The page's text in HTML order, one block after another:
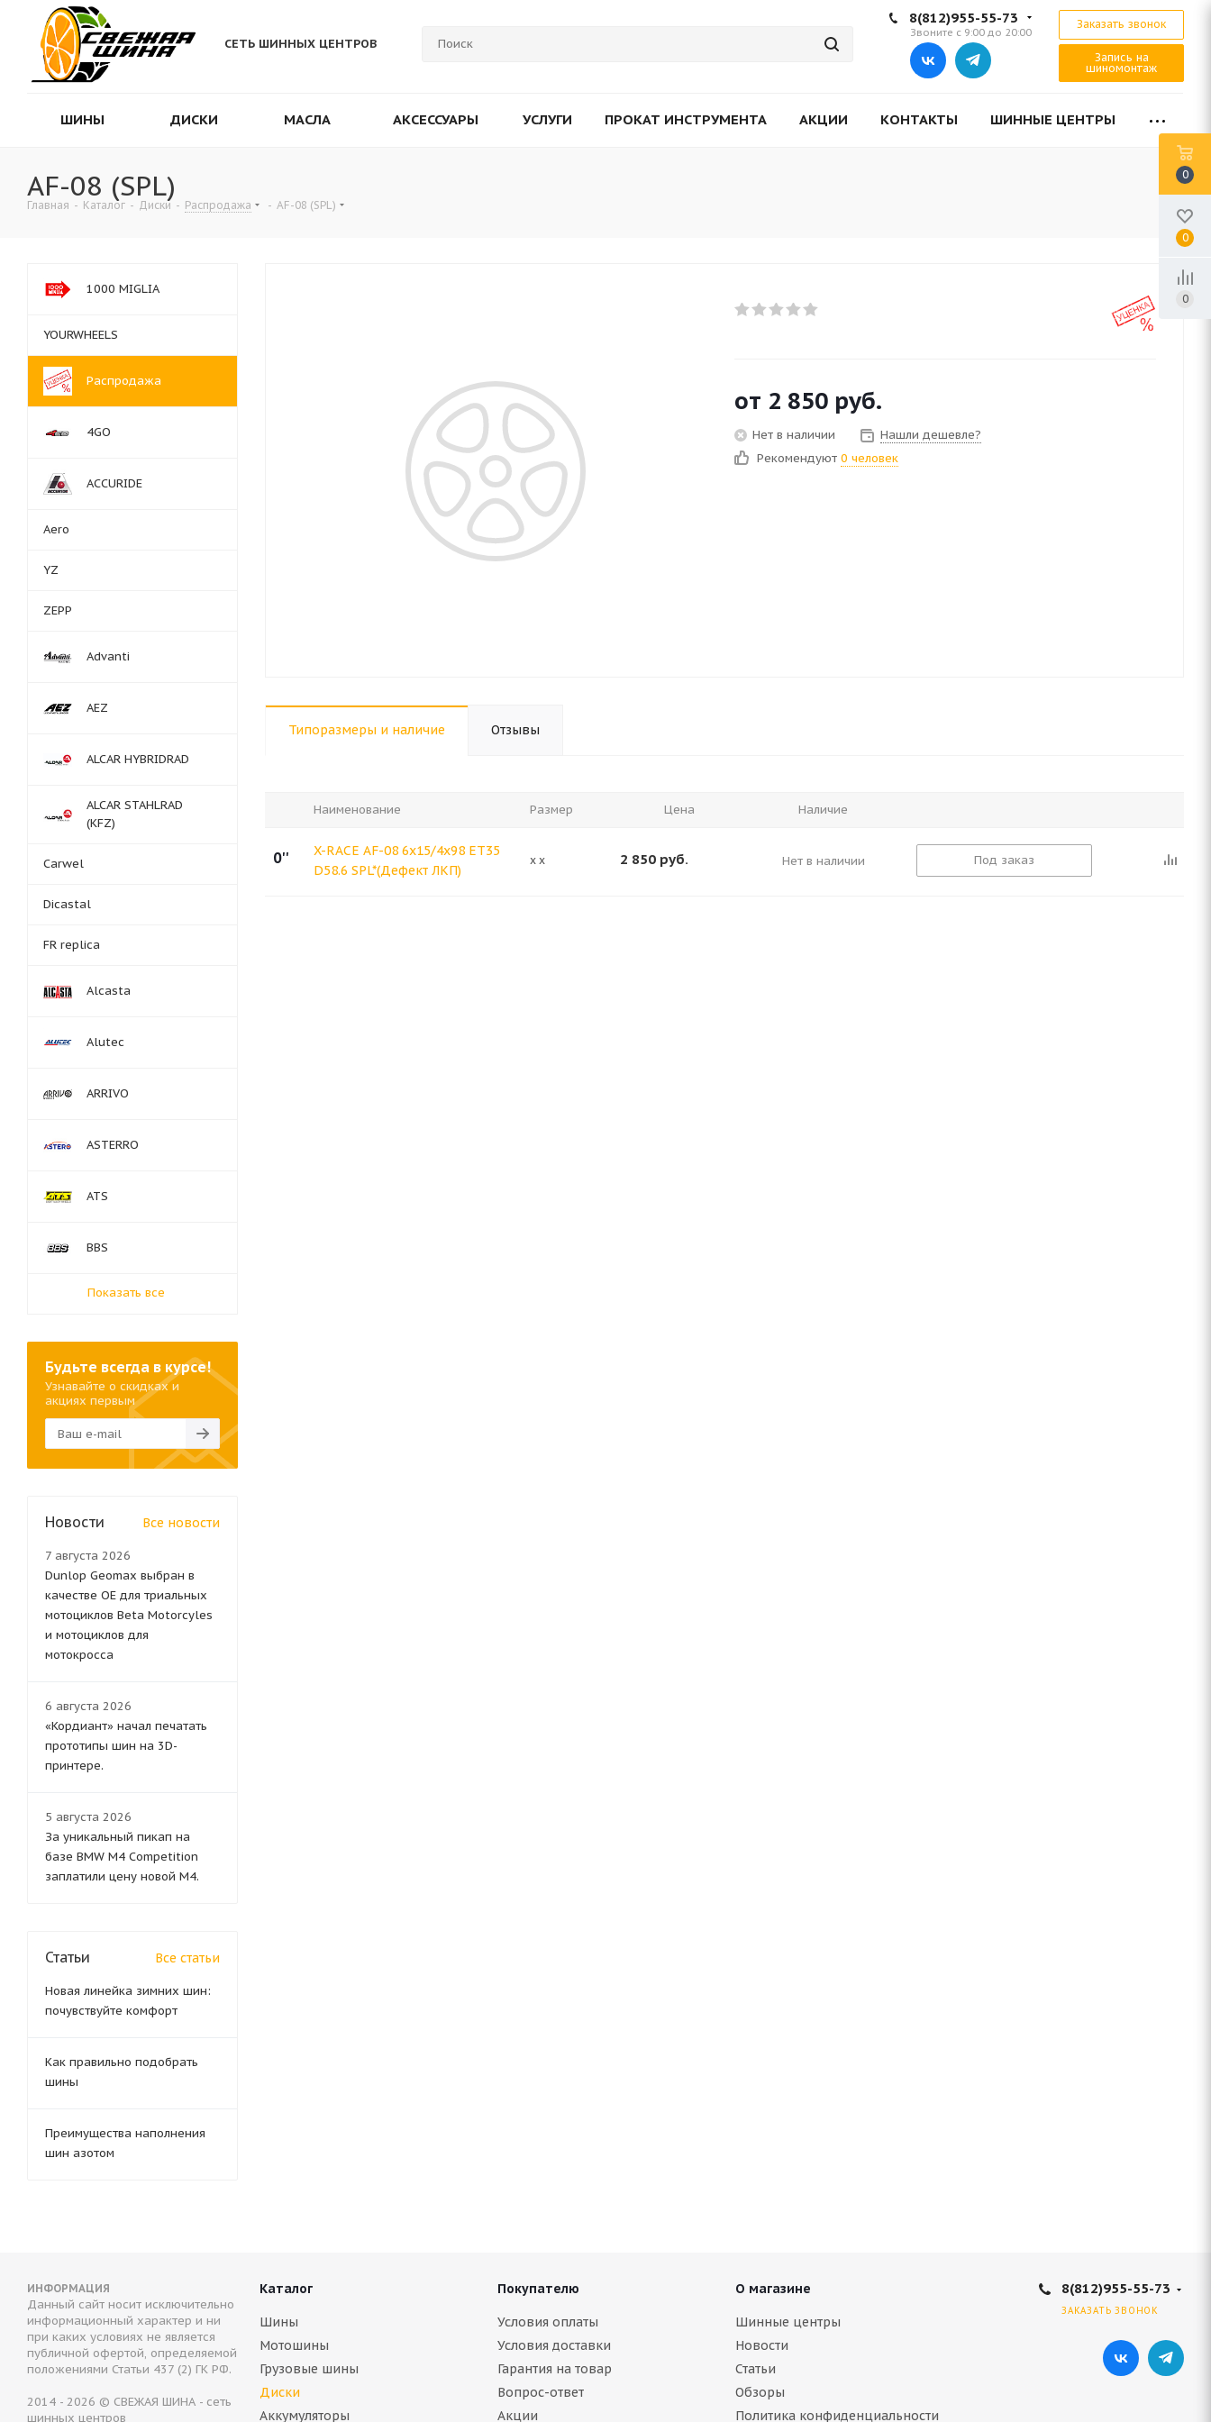
СЕТЬ ШИННЫХ ЦЕНТРОВ
8(812)955-55-73
Звоните с 9:00 до 20:00
Заказать звонок
Запись на
шиномонтаж
ШИНЫ ДИСКИ МАСЛА АКСЕССУАРЫ УСЛУГИ ПРОКАТ ИНСТРУМЕНТА АКЦИИ КОНТАКТЫ ШИННЫЕ ЦЕНТРЫ
AF-08 (SPL)
Главная - Каталог - Диски - Распродажа - AF-08 (SPL)
от 2 850 руб.
Нет в наличии
Нашли дешевле?
Рекомендуют 0 человек
Типоразмеры и наличие Отзывы
Наименование Размер Цена Наличие
0''
X-RACE AF-08 6x15/4x98 ET35
D58.6 SPL*(Дефект ЛКП)
x x 2 850 руб. Нет в наличии Под заказ
1000 MIGLIA
YOURWHEELS
Распродажа
4GO
ACCURIDE
Aero
YZ
ZEPP
Advanti
AEZ
ALCAR HYBRIDRAD
ALCAR STAHLRAD
(KFZ)
Carwel
Dicastal
FR replica
Alcasta
Alutec
ARRIVO
ASTERRO
ATS
BBS
Показать все
Будьте всегда в курсе!
Узнавайте о скидках и
акциях первым
Новости Все новости
7 августа 2026
Dunlop Geomax выбран в
качестве OE для триальных
мотоциклов Beta Motorcyles
и мотоциклов для
мотокросса
6 августа 2026
«Кордиант» начал печатать
прототипы шин на 3D-
принтере.
5 августа 2026
За уникальный пикап на
базе BMW M4 Competition
заплатили цену новой M4.
Статьи Все статьи
Новая линейка зимних шин:
почувствуйте комфорт
Как правильно подобрать
шины
Преимущества наполнения
шин азотом
ИНФОРМАЦИЯ
Данный сайт носит исключительно
информационный характер и ни
при каких условиях не является
публичной офертой, определяемой
положениями Статьи 437 (2) ГК РФ.
2014 - 2026 © СВЕЖАЯ ШИНА - сеть
шинных центров
Каталог
Шины
Мотошины
Грузовые шины
Диски
Аккумуляторы
Покупателю
Условия оплаты
Условия доставки
Гарантия на товар
Вопрос-ответ
Акции
О магазине
Шинные центры
Новости
Статьи
Обзоры
Политика конфиденциальности
8(812)955-55-73
ЗАКАЗАТЬ ЗВОНОК
0
0
0